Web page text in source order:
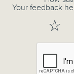
Your feedback
☆